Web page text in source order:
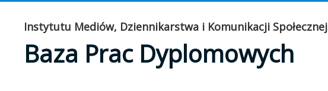
Instytutu Mediów, Dziennikarstwa i Komunikacji Społecznej
Baza Prac Dyplomowych